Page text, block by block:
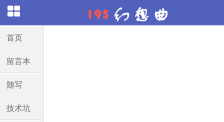
首页
留言本
随写
技术坑